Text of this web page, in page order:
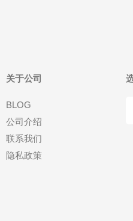
关于公司
BLOG
公司介绍
联系我们
隐私政策